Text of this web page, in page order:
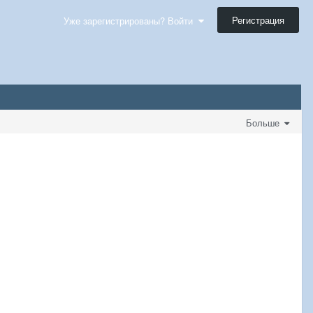
Уже зарегистрированы? Войти Регистрация
Больше